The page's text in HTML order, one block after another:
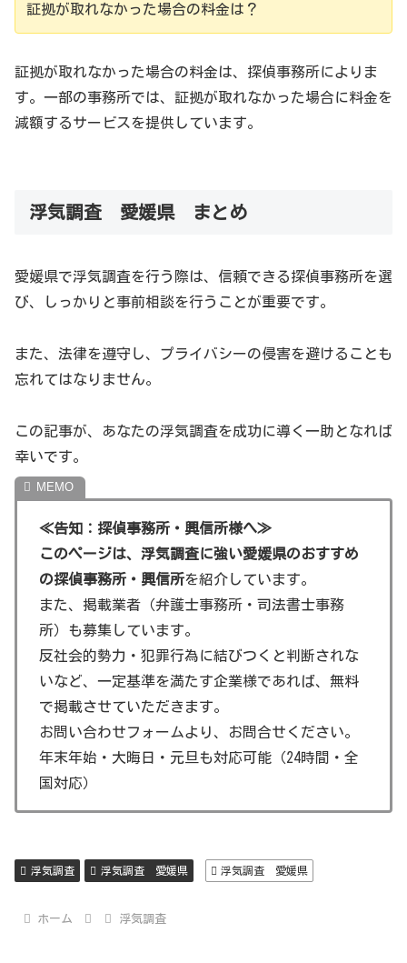
証拠が取れなかった場合の料金は？
証拠が取れなかった場合の料金は、探偵事務所によりま
す。一部の事務所では、証拠が取れなかった場合に料金を
減額するサービスを提供しています。
愛媛県の探偵事務所
色や強みがあり、選ぶ事務所によって調査の結果や満足度
が変わる可能性があります。
愛媛県の浮気調査料金
愛媛県での浮気調査の平均料金は、約217,732円です。た
だし、調査の内容や期間により、この金額は変動します。
愛媛県での浮気調査の評判
愛媛県での浮気調査の評判は、事務所によります。一部の
事務所では、調査結果の報告が毎日行われ、状況が把握し
やすいと好評です。
《観光名所情報》
愛媛県で浮気調査を紹介していますが、おまけとして、愛
媛県の観光名所を紹介します。
提供します。
浮気調査 愛媛県 まとめ
愛媛県で浮気調査を行う際は、信頼できる探偵事務所を選
び、しっかりと事前相談を行うことが重要です。
また、法律を遵守し、プライバシーの侵害を避けることも
忘れてはなりません。
この記事が、あなたの浮気調査を成功に導く一助となれば
幸いです。
≪告知：探偵事務所・興信所様へ≫
このページは、浮気調査に強い愛媛県のおすすめ
の探偵事務所・興信所を紹介しています。
また、掲載業者（弁護士事務所・司法書士事務
所）も募集しています。
反社会的勢力・犯罪行為に結びつくと判断されな
いなど、一定基準を満たす企業様であれば、無料
で掲載させていただきます。
お問い合わせフォームより、お問合せください。
年末年始・大晦日・元旦も対応可能（24時間・全
国対応）
浮気調査 浮気調査 愛媛県 浮気調査 愛媛県
ホーム 浮気調査